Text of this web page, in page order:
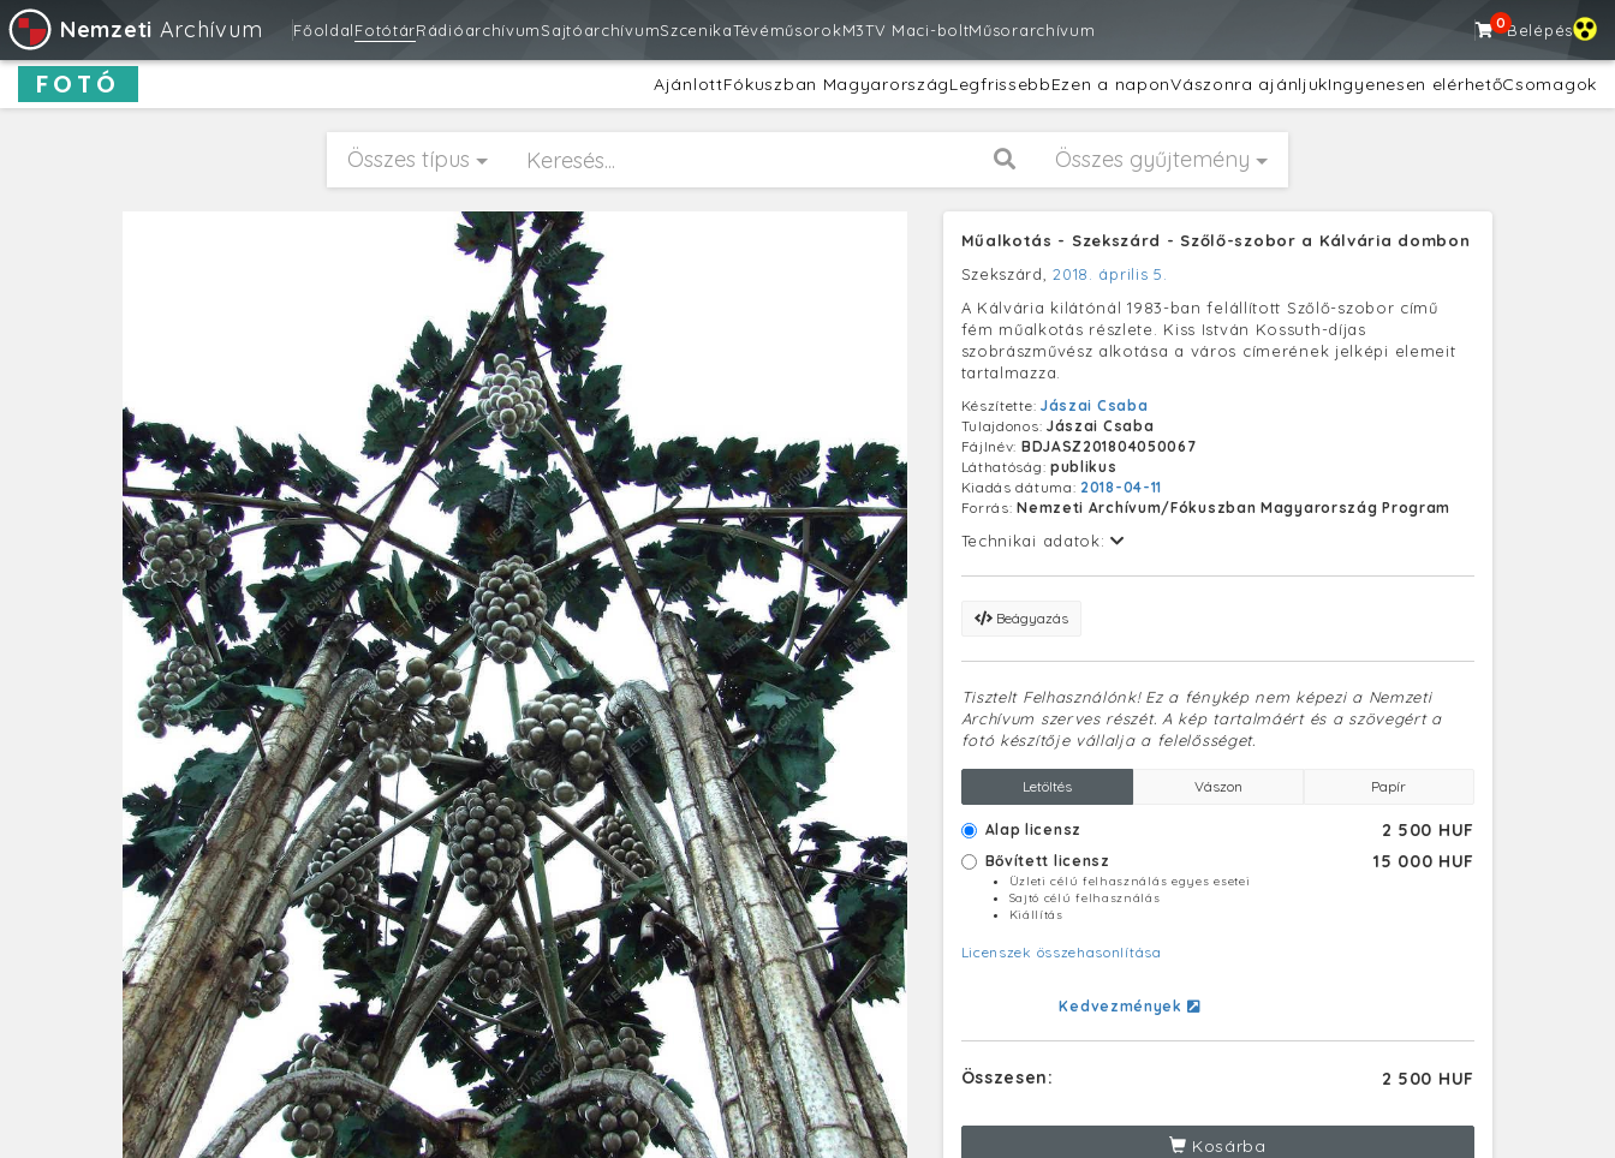
Nemzeti Archívum FőoldalFotótárRádióarchívumSajtóarchívumSzcenikaTévéműsorokM3TV Maci-boltMűsorarchívum 0Belépés
FOTÓ AjánlottFókuszban MagyarországLegfrissebbEzen a naponVászonra ajánljukIngyenesen elérhetőCsomagok
Összes típus Összes gyűjtemény
Műalkotás - Szekszárd - Szőlő-szobor a Kálvária dombon
Szekszárd,2018. április 5.
A Kálvária kilátónál 1983-ban felállított Szőlő-szobor című
fém műalkotás részlete. Kiss István Kossuth-díjas
szobrászművész alkotása a város címerének jelképi elemeit
tartalmazza.
Készítette: Jászai Csaba
Tulajdonos: Jászai Csaba
Fájlnév: BDJASZ201804050067
Láthatóság: publikus
Kiadás dátuma: 2018-04-11
Forrás:Nemzeti Archívum/Fókuszban Magyarország Program
Technikai adatok:
Beágyazás
Tisztelt Felhasználónk! Ez a fénykép nem képezi a Nemzeti
Archívum szerves részét. A kép tartalmáért és a szövegért a
fotó készítője vállalja a felelősséget.
Letöltés Vászon Papír
Alap licensz 2 500 HUF
Bővített licensz 15 000 HUF
Üzleti célú felhasználás egyes esetei
Sajtó célú felhasználás
Kiállítás
Licenszek összehasonlítása
Kedvezmények
Összesen: 2 500 HUF
Kosárba